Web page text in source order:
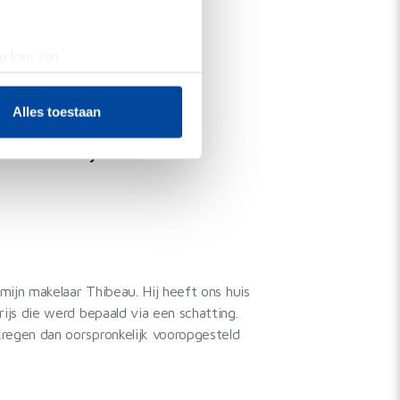
te bieden en om ons
partners voor social
die u aan ze heeft
Alles toestaan
makelaar Thibeau. Hij heeft ons huis
die werd bepaald via een schatting.
dan oorspronkelijk vooropgesteld